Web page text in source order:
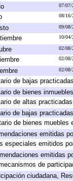
07/07/
08/16/
09/08/
10/04/
02/08/
02/08/
02/08/
de bajas
de bienes
de altas
de bajas
de bienes muebles
emitidas
especiales emitidos
emitidas
de
ciudadana,